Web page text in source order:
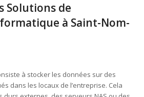
Solutions de
à Saint-Nom-
à stocker les données sur des
dans les locaux de l’entreprise. Cela